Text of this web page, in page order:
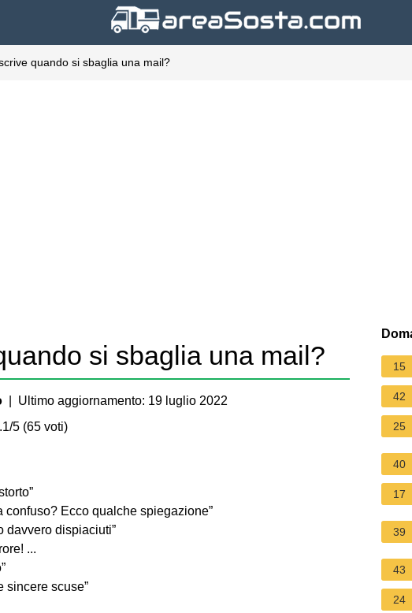
quando si sbaglia una mail?
si sbaglia una mail?
| Ultimo aggiornamento: 19 luglio 2022
5 (65 voti)
confuso? Ecco qualche spiegazione”
davvero dispiaciuti”
...
sincere scuse”
15
42
25
40
17
39
43
24